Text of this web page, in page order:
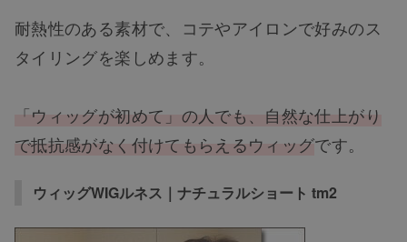
耐熱性のある素材で、コテやアイロンで好みのス
タイリングを楽しめます。
「ウィッグが初めて」の人でも、自然な仕上がり
で抵抗感がなく付けてもらえるウィッグです。
ウィッグWIGルネス｜ナチュラルショート tm2